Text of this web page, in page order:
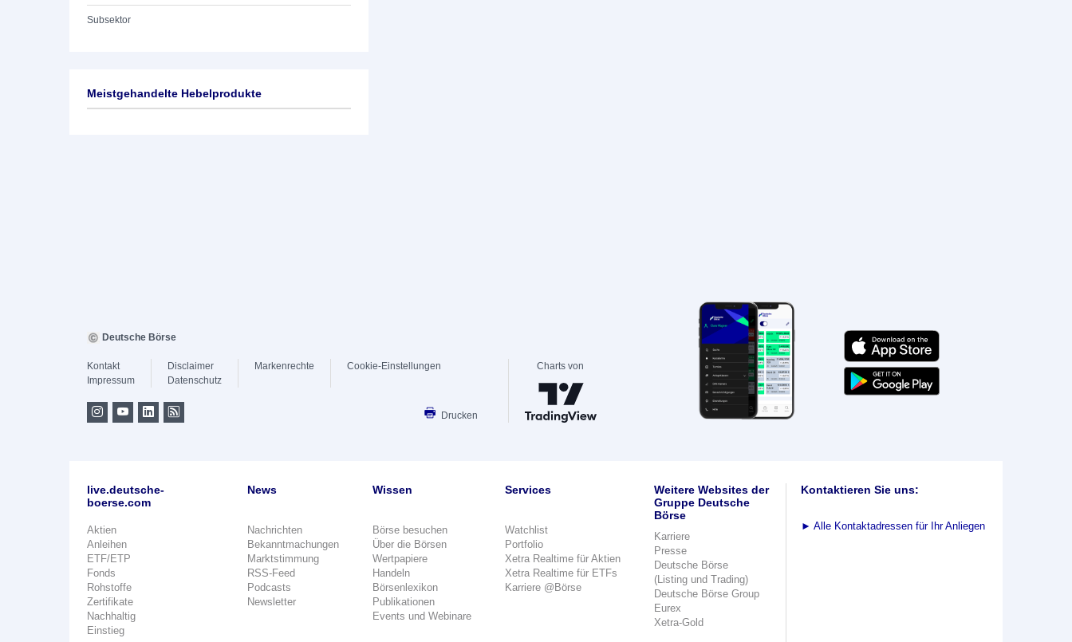
Subsektor
Meistgehandelte Hebelprodukte
Deutsche Börse
Kontakt
Impressum
Disclaimer
Datenschutz
Markenrechte Cookie-Einstellungen
Drucken
Charts von
live.deutsche-
boerse.com
Aktien
Anleihen
ETF/ETP
Fonds
Rohstoffe
Zertifikate
Nachhaltig
Einstieg
News
Nachrichten
Bekanntmachungen
Marktstimmung
RSS-Feed
Podcasts
Newsletter
Wissen
Börse besuchen
Über die Börsen
Wertpapiere
Handeln
Börsenlexikon
Publikationen
Events und Webinare
Services
Watchlist
Portfolio
Xetra Realtime für Aktien
Xetra Realtime für ETFs
Karriere @Börse
Weitere Websites der
Gruppe Deutsche
Börse
Karriere
Presse
Deutsche Börse
(Listing und Trading)
Deutsche Börse Group
Eurex
Xetra-Gold
Kontaktieren Sie uns:
► Alle Kontaktadressen für Ihr Anliegen